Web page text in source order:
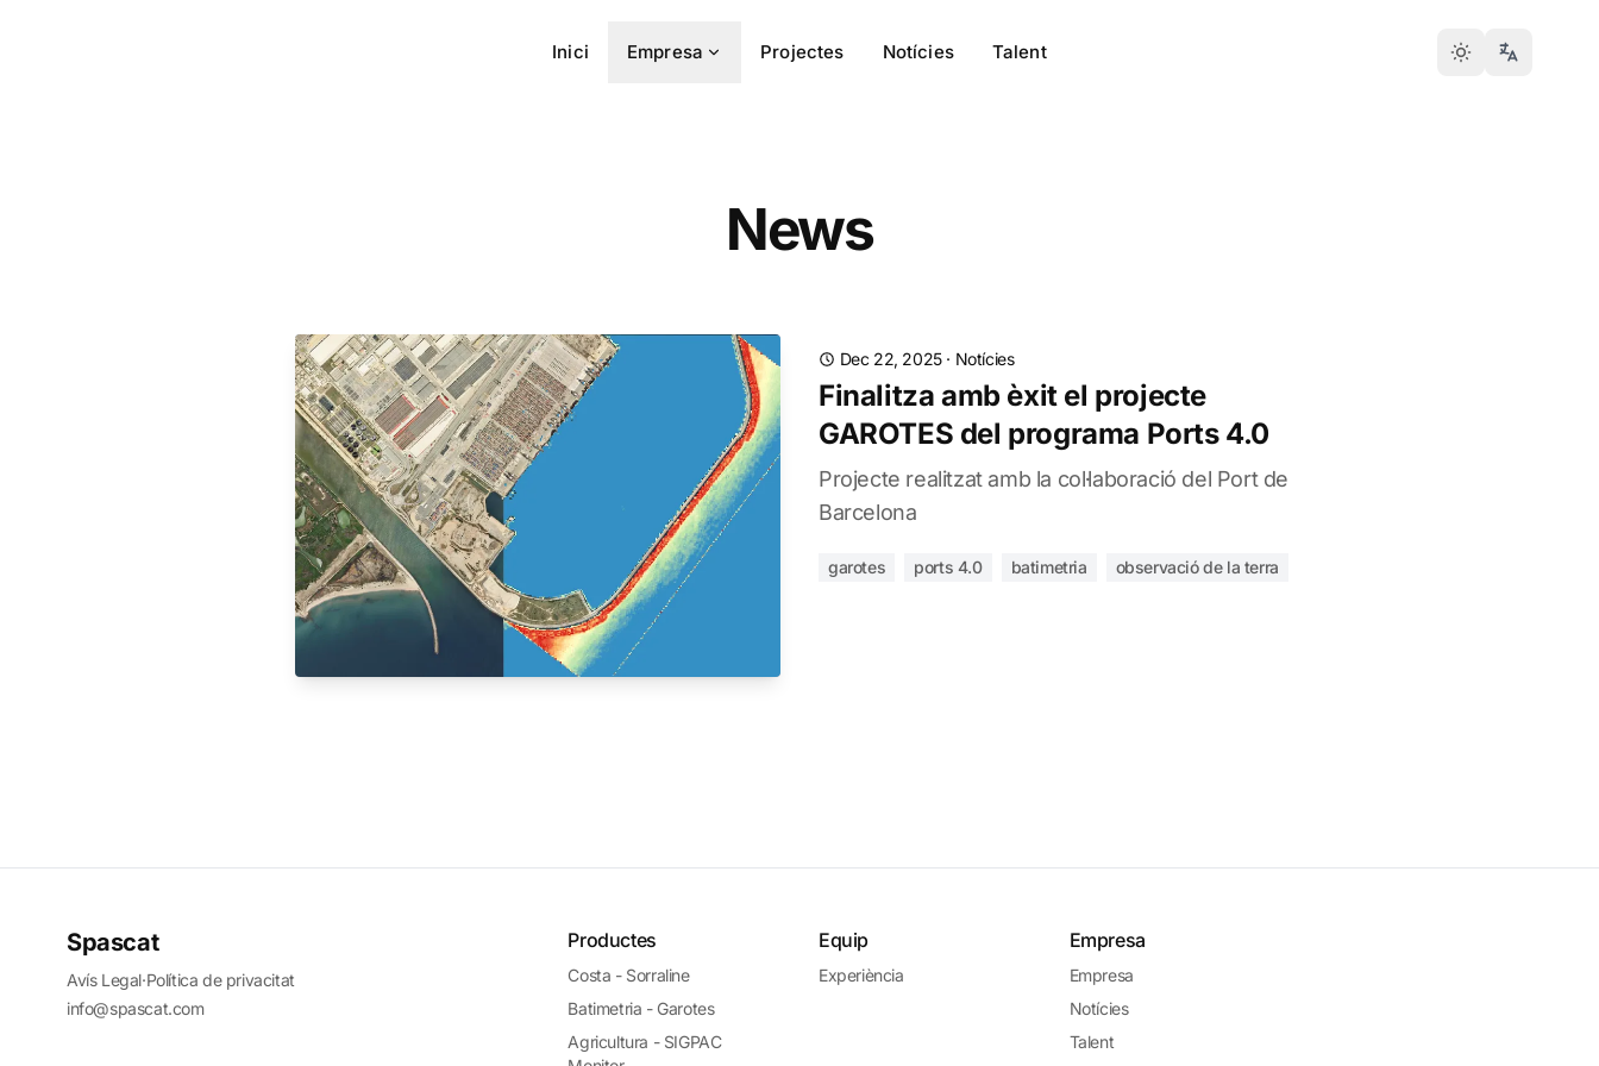
Inici Empresa Projectes Notícies Talent
News
Dec 22, 2025· Notícies
Finalitza amb èxit el projecte
GAROTES del programa Ports 4.0
Projecte realitzat amb la col·laboració del Port de
Barcelona
garotes ports 4.0 batimetria observació de la terra
Spascat
Avís Legal·Política de privacitat
info@spascat.com
Productes
Costa - Sorraline
Batimetria - Garotes
Agricultura - SIGPAC
Equip
Experiència
Empresa
Empresa
Notícies
Talent